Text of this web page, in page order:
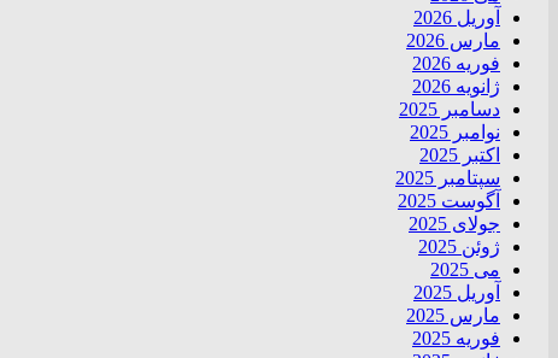
آوریل 2026
مارس 2026
فوریه 2026
ژانویه 2026
دسامبر 2025
نوامبر 2025
اکتبر 2025
سپتامبر 2025
آگوست 2025
جولای 2025
ژوئن 2025
می 2025
آوریل 2025
مارس 2025
فوریه 2025